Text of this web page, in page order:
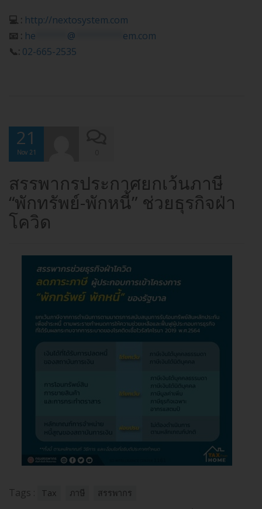
💻 : http://nextosystem.com
📧 : he @
em.com
📞: 02-665-2535
21
Nov 21
สรรพากรประกาศยกเว้นภาษี
“พักทรัพย์-พักหนี้” ช่วยธุรกิจฝ่า
โควิด
Tags : Tax ภาษี สรรพากร